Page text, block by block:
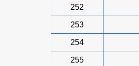
252
253
254
255